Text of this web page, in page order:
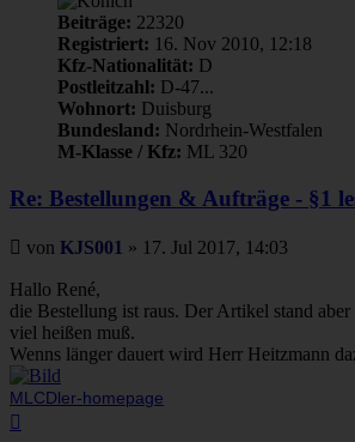
Beiträge: 22320
Registriert: 16. Nov 2010, 12:18
Kfz-Nationalität: D
Postleitzahl: D-47...
Wohnort: Duisburg
Bundesland: Nordrhein-Westfalen
M-Klasse / Kfz: ML 320
Re: Bestellungen & Aufträge - §1
Beitrag
von KJS001 » 17. Jul 2017, 14:03
Hallo René,
die Bestellung ist raus. Der Artikel stand
viel heißen muß.
Wenns länger dauert wird Herr Heitzmann
MLCDler-homepage